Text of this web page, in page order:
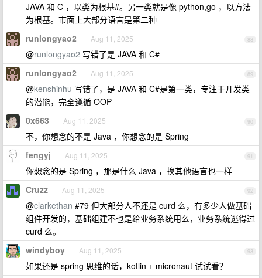
JAVA 和 C ，以类为根基#。另一类就是像 python,go ，以方法
为根基。市面上大部分语言是第二种
88
runlongyao2 Aug 11, 2025
@runlongyao2 写错了是 JAVA 和 C#
89
runlongyao2 Aug 11, 2025
@kenshinhu 写错了，是 JAVA 和 C#是第一类，专注于开发类
的潜能，完全遵循 OOP
90
0x663 Aug 11, 2025
不，你想念的不是 Java ，你想念的是 Spring
91
fengyj Aug 11, 2025
你想念的是 Spring ，那是什么 Java ，换其他语言也一样
92
Cruzz Aug 11, 2025
@clarkethan #79 但大部分人不还是 curd 么，有多少人做基础
组件开发的，基础组建不也是给业务系统用么，业务系统逃得过
curd 么。
93
windyboy Aug 11, 2025
如果还是 spring 思维的话，kotlin + micronaut 试试看？